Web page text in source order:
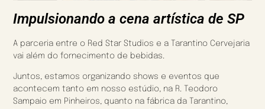
Impulsionando a cena artística de SP
A parceria entre o Red Star Studios e a Tarantino Cervejaria
vai além do fornecimento de bebidas.
Juntos, estamos organizando shows e eventos que
acontecem tanto em nosso estúdio, na R. Teodoro
Sampaio em Pinheiros, quanto na fábrica da Tarantino,